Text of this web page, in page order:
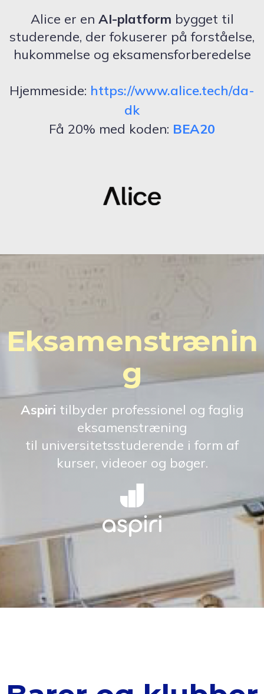
Alice er en AI-platform bygget til
studerende, der fokuserer på forståelse,
hukommelse og eksamensforberedelse
Hjemmeside: https://www.alice.tech/da-
dk
Få 20% med koden: BEA20
Eksamenstrænin
g
Aspiri tilbyder professionel og faglig
eksamenstræning
til universitetsstuderende i form af
kurser, videoer og bøger.